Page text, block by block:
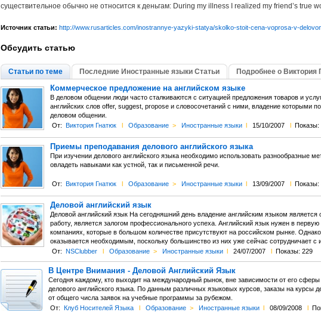
существительное обычно не относится к деньгам: During my illness I realized my friend’s true
Источник статьи: http://www.rusarticles.com/inostrannye-yazyki-statya/skolko-stoit-cena-voprosa-v-
Обсудить статью
Статьи по теме Последние Иностранные языки Статьи Подробнее о Виктория
Коммерческое предложение на английском языке
В деловом общении люди часто сталкиваются с ситуацией предложения товаров и
английских слов offer, suggest, propose и словосочетаний с ними, владение которыми
деловом общении.
От: Виктория Гнатюк l Образование > Иностранные языки l 15/10/2007 l Показы:
Приемы преподавания делового английского языка
При изучении делового английского языка необходимо использовать разнообразные
овладеть навыками как устной, так и письменной речи.
От: Виктория Гнатюк l Образование > Иностранные языки l 13/09/2007 l Показы:
Деловой английский язык
Деловой английский язык На сегодняшний день владение английским языком
работу, является залогом профессионального успеха. Английский язык нужен в
компаниях, которые в большом количестве присутствуют на российском рынке.
оказывается необходимым, поскольку большинство из них уже сейчас сотрудничает
От: NSClubber l Образование > Иностранные языки l 24/07/2007 l Показы: 229
В Центре Внимания - Деловой Английский Язык
Сегодня каждому, кто выходит на международный рынок, вне зависимости от его
делового английского языка. По данным различных языковых курсов, заказы на курсы
от общего числа заявок на учебные программы за рубежом.
От: Клуб Носителей Языка l Образование > Иностранные языки l 08/09/2008 l